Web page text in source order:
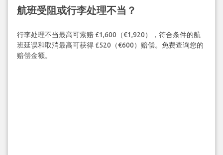
航班受阻或行李处理不当？
行李处理不当最高可索赔 £1,600（€1,920），符合条件的航
班延误和取消最高可获得 £520（€600）赔偿。免费查询您的
赔偿金额。